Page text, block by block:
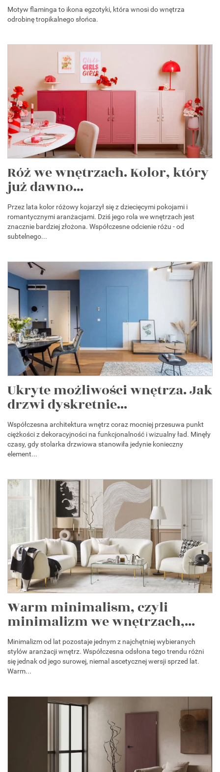
Motyw flaminga to ikona egzotyki, która wnosi do wnętrza
odrobinę tropikalnego słońca.
Róż we wnętrzach. Kolor, który
już dawno...
Przez lata kolor różowy kojarzył się z dziecięcymi pokojami i
romantycznymi aranżacjami. Dziś jego rola we wnętrzach jest
znacznie bardziej złożona. Współczesne odcienie różu - od
subtelnego...
Ukryte możliwości wnętrza. Jak
drzwi dyskretnie...
Współczesna architektura wnętrz coraz mocniej przesuwa punkt
ciężkości z dekoracyjności na funkcjonalność i wizualny ład. Minęły
czasy, gdy stolarka drzwiowa stanowiła jedynie konieczny
element...
Warm minimalism, czyli
minimalizm we wnętrzach,...
Minimalizm od lat pozostaje jednym z najchętniej wybieranych
stylów aranżacji wnętrz. Współczesna odsłona tego trendu różni
się jednak od jego surowej, niemal ascetycznej wersji sprzed lat.
Warm...